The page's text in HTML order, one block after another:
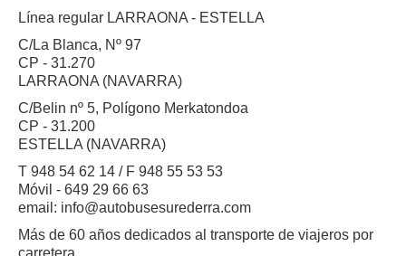
Línea regular LARRAONA - ESTELLA
C/La Blanca, Nº 97
CP - 31.270
LARRAONA (NAVARRA)
C/Belin nº 5, Polígono Merkatondoa
CP - 31.200
ESTELLA (NAVARRA)
T 948 54 62 14 / F 948 55 53 53
Móvil - 649 29 66 63
email: info@autobusesurederra.com
Más de 60 años dedicados al transporte de viajeros por